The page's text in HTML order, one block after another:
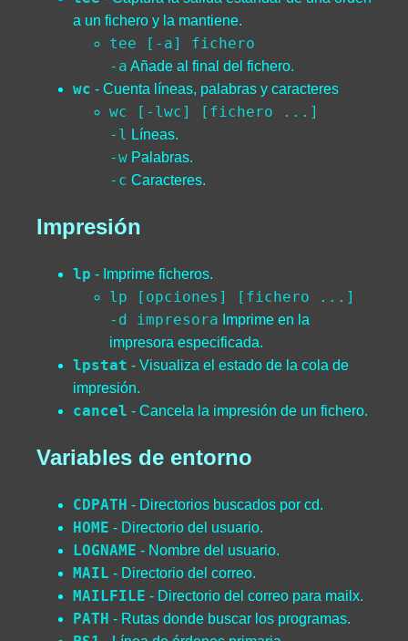
a un fichero y la mantiene.
tee [-a] fichero
-a Añade al final del fichero.
wc - Cuenta líneas, palabras y caracteres
wc [-lwc] [fichero ...]
-l Líneas.
-w Palabras.
-c Caracteres.
Impresión
lp - Imprime ficheros.
lp [opciones] [fichero ...]
-d impresora Imprime en la
impresora especificada.
lpstat - Visualiza el estado de la cola de
impresión.
cancel - Cancela la impresión de un fichero.
Variables de entorno
CDPATH - Directorios buscados por cd.
HOME - Directorio del usuario.
LOGNAME - Nombre del usuario.
MAIL - Directorio del correo.
MAILFILE - Directorio del correo para mailx.
PATH - Rutas donde buscar los programas.